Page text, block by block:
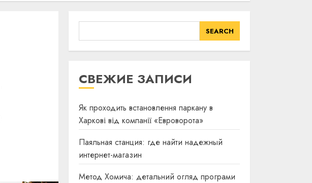
SEARCH
СВЕЖИЕ ЗАПИСИ
Як проходить встановлення паркану в
Харкові від компанії «Евроворота»
Паяльная станция: где найти надежный
интернет-магазин
Метод Хомича: детальний огляд програми